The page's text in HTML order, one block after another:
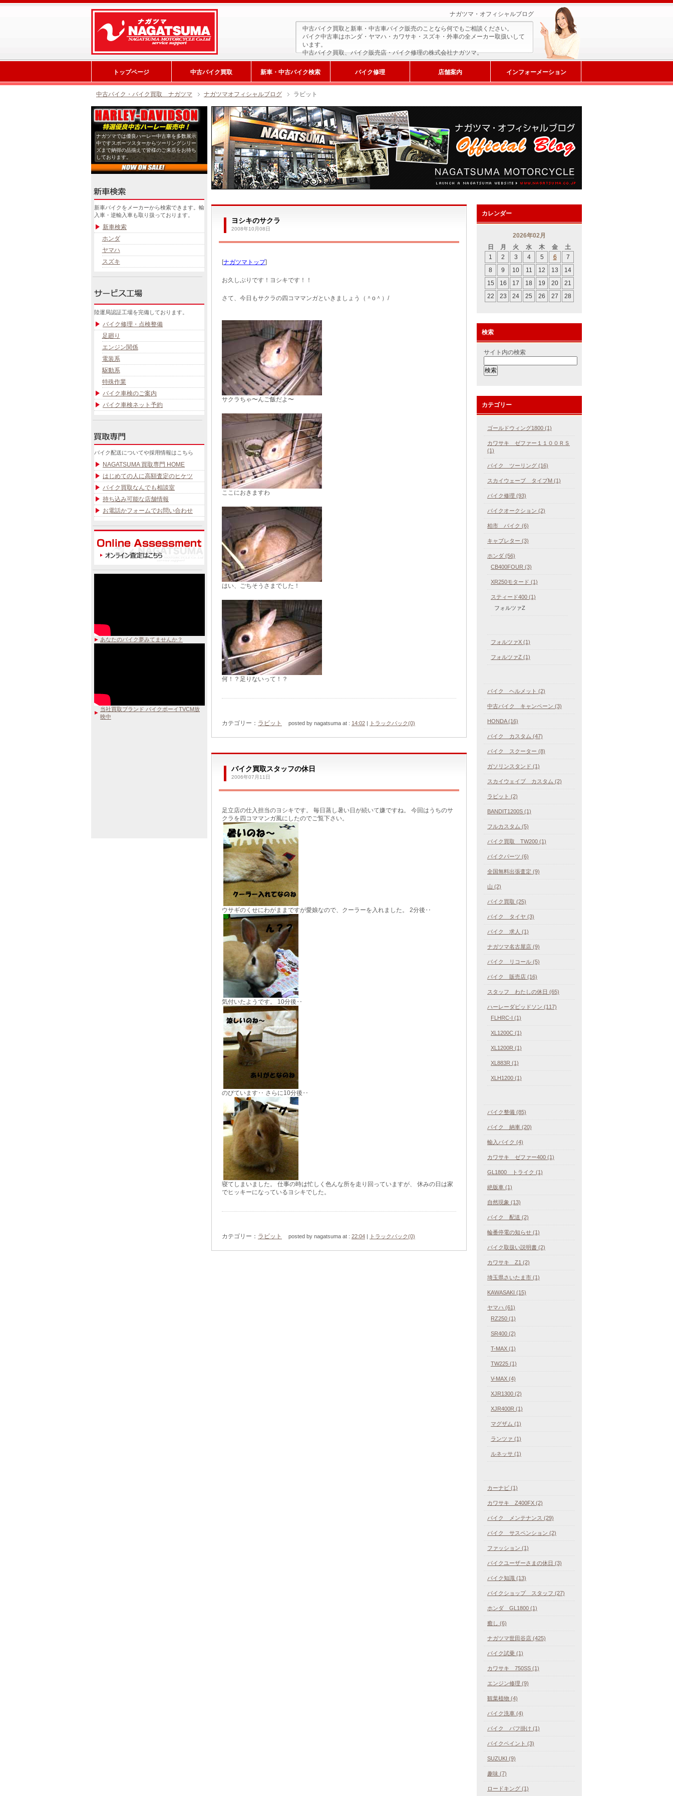
ナガツマ・オフィシャルブログ
中古バイク買取と新車・中古車バイク販売のことなら何でもご相談ください。
バイク中古車はホンダ・ヤマハ・カワサキ・スズキ・外車の全メーカー取扱いして
います。
中古バイク買取、バイク販売店・バイク修理の株式会社ナガツマ。
トップページ 中古バイク買取 新車・中古バイク検索 バイク修理 店舗案内 インフォーメーション
中古バイク・バイク買取 ナガツマ ナガツマオフィシャルブログ ラビット
ヨシキのサクラ
2008年10月08日
[ナガツマトップ]
お久しぶりです！ヨシキです！！
さて、今日もサクラの四コママンガといきましょう（＾o＾）/
サクラちゃ〜んご飯だよ〜
ここにおきますわ
はい、ごちそうさまでした！
何！？足りないって！？
カテゴリー： ラビット posted by nagatsuma at : 14:02 | トラックバック(0)
バイク買取スタッフの休日
2006年07月11日
足立店の仕入担当のヨシキです。 毎日蒸し暑い日が続いて嫌ですね。 今回はうちのサ
クラを四コママンガ風にしたのでご覧下さい。
ウサギのくせにわがままですが愛娘なので、クーラーを入れました。 2分後‥
気付いたようです。 10分後‥
のびています‥ さらに10分後‥
寝てしまいました。 仕事の時は忙しく色んな所を走り回っていますが、 休みの日は家
でヒッキーになっているヨシキでした。
カテゴリー： ラビット posted by nagatsuma at : 22:04 | トラックバック(0)
カレンダー
2026年02月
日
月 火 水 木 金
土
1
2 3 4 5 6
7
8
9 10 11 12 13
14
15
16 17 18 19 20
21
22
23 24 25 26 27 28
検索
サイト内の検索
カテゴリー
ゴールドウィング1800 (1)
カワサキ ゼファー１１００ＲＳ
(1)
バイク ツーリング (16)
スカイウェーブ タイプM (1)
バイク修理 (93)
バイクオークション (2)
柏市 バイク (6)
キャブレター (3)
ホンダ (56)
CB400FOUR (3)
XR250モタード (1)
スティード400 (1)
フォルツァZ
フォルツァX (1)
フォルツァZ (1)
バイク ヘルメット (2)
中古バイク キャンペーン (3)
HONDA (16)
バイク カスタム (47)
バイク スクーター (8)
ガソリンスタンド (1)
スカイウェイブ カスタム (2)
ラビット (2)
BANDIT1200S (1)
フルカスタム (5)
バイク買取 TW200 (1)
バイクパーツ (6)
全国無料出張査定 (9)
山 (2)
バイク買取 (25)
バイク タイヤ (3)
バイク 求人 (1)
ナガツマ名古屋店 (9)
バイク リコール (5)
バイク 販売店 (16)
スタッフ わたしの休日 (65)
ハーレーダビッドソン (117)
FLHRC-I (1)
XL1200C (1)
XL1200R (1)
XL883R (1)
XLH1200 (1)
バイク整備 (85)
バイク 納車 (20)
輸入バイク (4)
カワサキ ゼファー400 (1)
GL1800 トライク (1)
絶版車 (1)
自然現象 (13)
バイク 配送 (2)
輪番停電の知らせ (1)
バイク取扱い説明書 (2)
カワサキ Z1 (2)
埼玉県さいたま市 (1)
KAWASAKI (15)
ヤマハ (61)
RZ250 (1)
SR400 (2)
T-MAX (1)
TW225 (1)
V-MAX (4)
XJR1300 (2)
XJR400R (1)
マグザム (1)
ランツァ (1)
ルネッサ (1)
カーナビ (1)
カワサキ Z400FX (2)
バイク メンテナンス (29)
バイク サスペンション (2)
ファッション (1)
バイクユーザーさまの休日 (3)
バイク知識 (13)
バイクショップ スタッフ (27)
ホンダ GL1800 (1)
癒し (6)
ナガツマ世田谷店 (425)
バイク試乗 (1)
カワサキ 750SS (1)
エンジン修理 (9)
観葉植物 (4)
バイク洗車 (4)
バイク バフ掛け (1)
バイクペイント (3)
SUZUKI (9)
趣味 (7)
ロードキング (1)
ナガツマでは優良ハーレー中古車を多数展示
中ですスポーツスターからツーリングシリー
ズまで納得の品揃えで皆様のご来店をお待ち
しております。
新車検索
新車バイクをメーカーから検索できます。輸
入車・逆輸入車も取り扱っております。
新車検索
ホンダ
ヤマハ
スズキ
陸運局認証工場を完備しております。
バイク修理・点検整備
足廻り
エンジン関係
電装系
駆動系
特殊作業
バイク車検のご案内
バイク車検ネット予約
買取専門
バイク配送についてや採用情報はこちら
NAGATSUMA 買取専門 HOME
はじめての人に高額査定のヒケツ
バイク買取なんでも相談室
持ち込み可能な店舗情報
お電話かフォームでお問い合わせ
あなたのバイク夢みてませんか？
当社買取ブランド バイクボーイTVCM放
映中